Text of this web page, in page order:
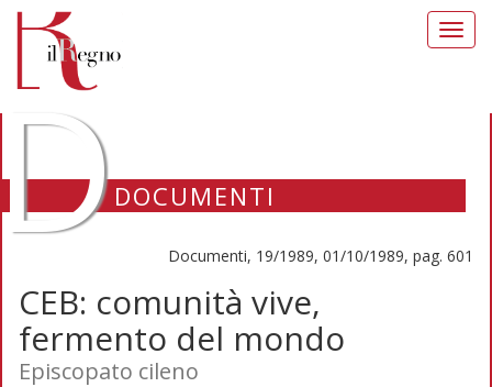
DOCUMENTI
Documenti, 19/1989, 01/10/1989, pag. 601
CEB: comunità vive,
fermento del mondo
Episcopato cileno